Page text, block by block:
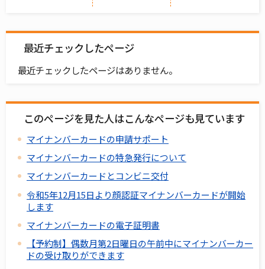
最近チェックしたページ
最近チェックしたページはありません。
このページを見た人はこんなページも見ています
マイナンバーカードの申請サポート
マイナンバーカードの特急発行について
マイナンバーカードとコンビニ交付
令和5年12月15日より顔認証マイナンバーカードが開始
します
マイナンバーカードの電子証明書
【予約制】偶数月第2日曜日の午前中にマイナンバーカー
ドの受け取りができます